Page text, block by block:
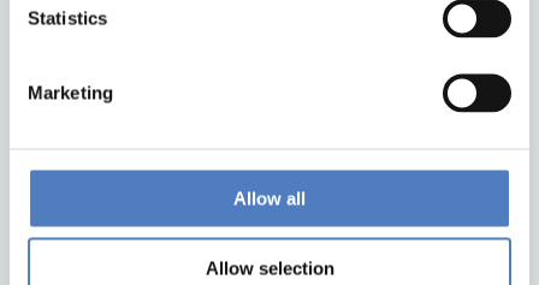
Statistics
Marketing
Allow all
Allow selection
Zurück nach oben